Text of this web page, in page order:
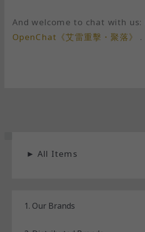
And welcome to chat with us:
OpenChat《艾雷重擊・聚落》
.
►All Items
1. Our Brands